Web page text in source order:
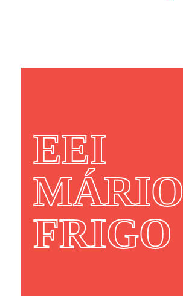
EEI
MÁRIO
FRIGO​